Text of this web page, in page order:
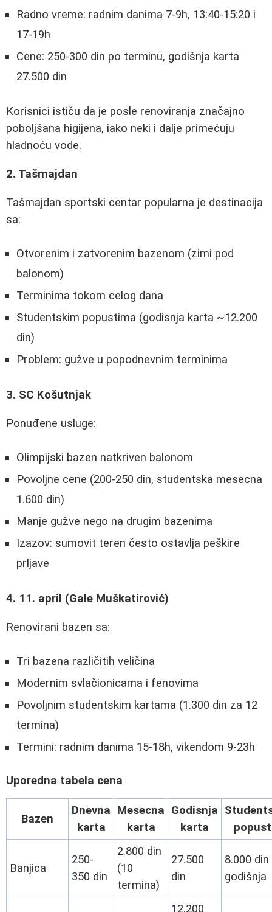
Radno vreme: radnim danima 7-9h, 13:40-15:20 i
17-19h
Cene: 250-300 din po terminu, godišnja karta
27.500 din
Korisnici ističu da je posle renoviranja značajno
poboljšana higijena, iako neki i dalje primećuju
hladnoću vode.
2. Tašmajdan
Tašmajdan sportski centar popularna je destinacija
sa:
Otvorenim i zatvorenim bazenom (zimi pod
balonom)
Terminima tokom celog dana
Studentskim popustima (godisnja karta ~12.200
din)
Problem: gužve u popodnevnim terminima
3. SC Košutnjak
Ponuđene usluge:
Olimpijski bazen natkriven balonom
Povoljne cene (200-250 din, studentska mesecna
1.600 din)
Manje gužve nego na drugim bazenima
Izazov: sumovit teren često ostavlja peškire
prljave
4. 11. april (Gale Muškatirović)
Renovirani bazen sa:
Tri bazena različitih veličina
Modernim svlačionicama i fenovima
Povoljnim studentskim kartama (1.300 din za 12
termina)
Termini: radnim danima 15-18h, vikendom 9-23h
Uporedna tabela cena
Bazen
Dnevna
karta
Mesecna
karta
Godisnja
karta
Banjica
250-
350 din
2.800 din
(10
termina)
27.500
din
8.000 din
godišnja
12.200